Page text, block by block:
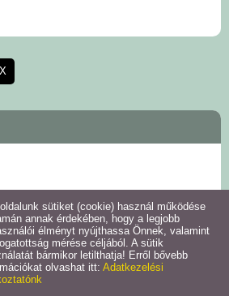
X
sütiket (cookie) használ működése
annak érdekében, hogy a legjobb
élményt nyújthassa Önnek, valamint
mérése céljából. A sütik
bármikor letilthatja! Erről bővebb
olvashat itt: Adatkezelési